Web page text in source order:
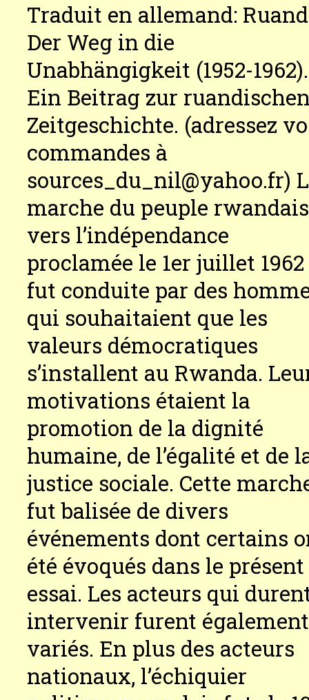
Traduit en allemand:
Der Weg in die
Unabhängigkeit (1952-1962).
Ein Beitrag zur
Zeitgeschichte. (adressez
commandes à
sources_du_nil@yahoo.fr)
marche du peuple rwandais
vers l’indépendance
proclamée le 1er juillet 1962
fut conduite par des
qui souhaitaient que les
valeurs démocratiques
s’installent au Rwanda.
motivations étaient la
promotion de la dignité
humaine, de l’égalité et de
justice sociale. Cette
fut balisée de divers
événements dont certains
été évoqués dans le présent
essai. Les acteurs qui
intervenir furent également
variés. En plus des acteurs
nationaux, l’échiquier